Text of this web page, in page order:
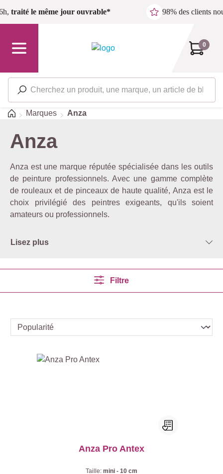
Passer au contenu principal
traité le même jour ouvrable* 98% des clients
0
Accueil
Marques Anza
Anza
Anza est une marque réputée spécialisée dans les outils
de peinture professionnels. Avec une gamme complète
de rouleaux et de pinceaux de haute qualité, Anza est le
choix privilégié des peintres exigeants, qu'ils soient
amateurs ou professionnels.
Lisez plus
Filtre
Anza Pro Antex
Taille: mini - 10 cm